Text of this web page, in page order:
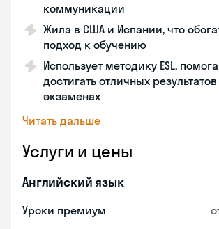
коммуникации
Жила в США и Испании, что
подход к обучению
Использует методику ESL,
достигать отличных
экзаменах
Читать дальше
Услуги и цены
Английский язык
Уроки премиум